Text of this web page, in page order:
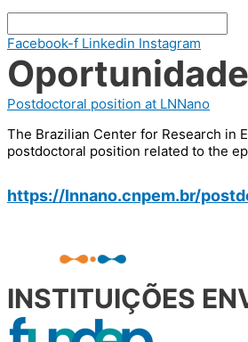
Facebook-f Linkedin Instagram
Postdoctoral position at LNNano
The Brazilian Center for Research in
postdoctoral position related to the
https://lnnano.cnpem.br/
INSTITUIÇÕES